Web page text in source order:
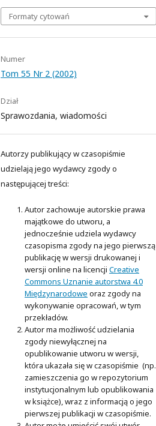
Formaty cytowań
Numer
Tom 55 Nr 2 (2002)
Dział
Sprawozdania, wiadomości
Autorzy publikujący w czasopiśmie
udzielają jego wydawcy zgody o
następującej treści:
Autor zachowuje autorskie prawa
majątkowe do utworu, a
jednocześnie udziela wydawcy
czasopisma zgody na jego pierwszą
publikację w wersji drukowanej i
wersji online na licencji Creative
Commons Uznanie autorstwa 4.0
Międzynarodowe oraz zgody na
wykonywanie opracowań, w tym
przekładów.
Autor ma możliwość udzielania
zgody niewyłącznej na
opublikowanie utworu w wersji,
która ukazała się w czasopiśmie (np.
zamieszczenia go w repozytorium
instytucjonalnym lub opublikowania
w książce), wraz z informacją o jego
pierwszej publikacji w czasopiśmie.